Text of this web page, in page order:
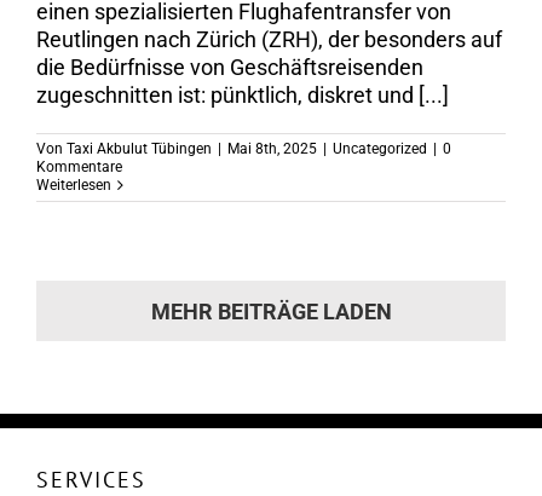
einen spezialisierten Flughafentransfer von
Reutlingen nach Zürich (ZRH), der besonders auf
die Bedürfnisse von Geschäftsreisenden
zugeschnitten ist: pünktlich, diskret und [...]
Von Taxi Akbulut Tübingen Mai 8th, 2025 Uncategorized
0
Kommentare
Weiterlesen
MEHR BEITRÄGE LADEN
SERVICES